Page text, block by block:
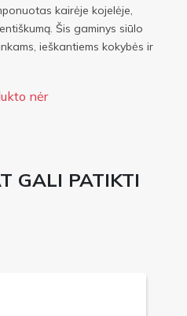
kairėje kojelėje,
Šis gaminys siūlo
ieškantiems kokybės ir
nėr
GALI PATIKTI